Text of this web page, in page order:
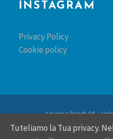
INSTAGRAM
Privacy Policy
Cookie policy
Aquarius Beach Srl –
fortunato 62 – 36100
04282120247 -pec:
Tuteliamo la Tua privacy.